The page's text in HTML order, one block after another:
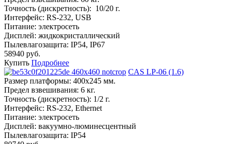
Точность (дискретность): 10/20 г.
Интерфейс: RS-232, USB
Питание: электросеть
Дисплей: жидкокристаллический
Пылевлагозащита: IP54, IP67
58940 руб.
Купить Подробнее
CAS LP-06 (1.6)
Размер платформы: 400х245 мм.
Предел взвешивания: 6 кг.
Точность (дискретность): 1/2 г.
Интерфейс: RS-232, Ethernet
Питание: электросеть
Дисплей: вакуумно-люминесцентный
Пылевлагозащита: IP54